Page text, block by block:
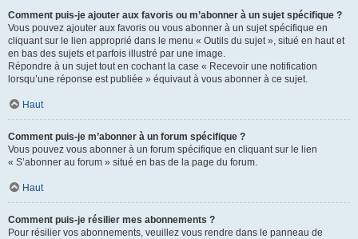
Comment puis-je ajouter aux favoris ou m’abonner à un sujet spécifique ?
Vous pouvez ajouter aux favoris ou vous abonner à un sujet spécifique en
cliquant sur le lien approprié dans le menu « Outils du sujet », situé en haut et
en bas des sujets et parfois illustré par une image.
Répondre à un sujet tout en cochant la case « Recevoir une notification
lorsqu’une réponse est publiée » équivaut à vous abonner à ce sujet.
Haut
Comment puis-je m’abonner à un forum spécifique ?
Vous pouvez vous abonner à un forum spécifique en cliquant sur le lien
« S’abonner au forum » situé en bas de la page du forum.
Haut
Comment puis-je résilier mes abonnements ?
Pour résilier vos abonnements, veuillez vous rendre dans le panneau de